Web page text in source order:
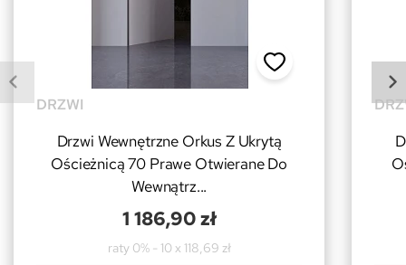
DRZWI
Drzwi Wewnętrzne Orkus Z Ukrytą
Ościeżnicą 70 Prawe Otwierane Do
Wewnątrz...
1 186,90 zł
raty 0% - 10 x 118,69 zł